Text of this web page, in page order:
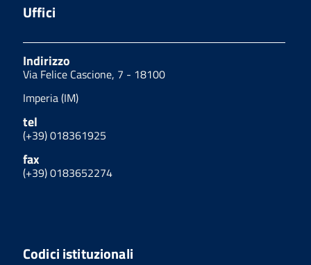
Uffici
Indirizzo
Via Felice Cascione, 7 - 18100
Imperia (IM)
tel
(+39) 018361925
fax
(+39) 0183652274
Codici istituzionali